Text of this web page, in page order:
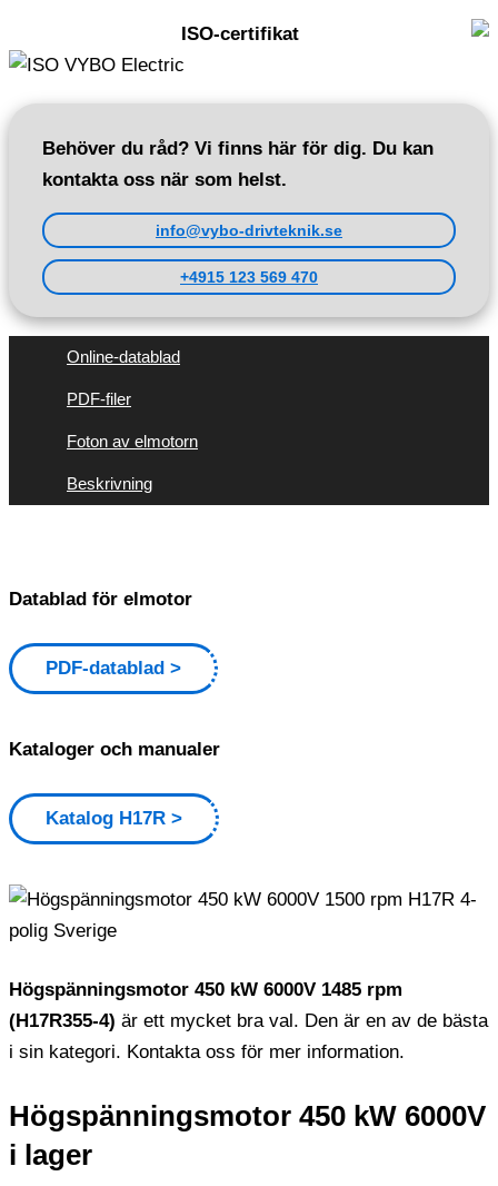
ISO-certifikat
Behöver du råd? Vi finns här för dig. Du kan
kontakta oss när som helst.
info@vybo-drivteknik.se
+4915 123 569 470
Online-datablad
PDF-filer
Foton av elmotorn
Beskrivning
Datablad för elmotor
PDF-datablad
Kataloger och manualer
Katalog H17R
Högspänningsmotor 450 kW 6000V 1485 rpm
(H17R355-4) är ett mycket bra val. Den är en av de bästa
i sin kategori. Kontakta oss för mer information.
Högspänningsmotor 450 kW 6000V
i lager